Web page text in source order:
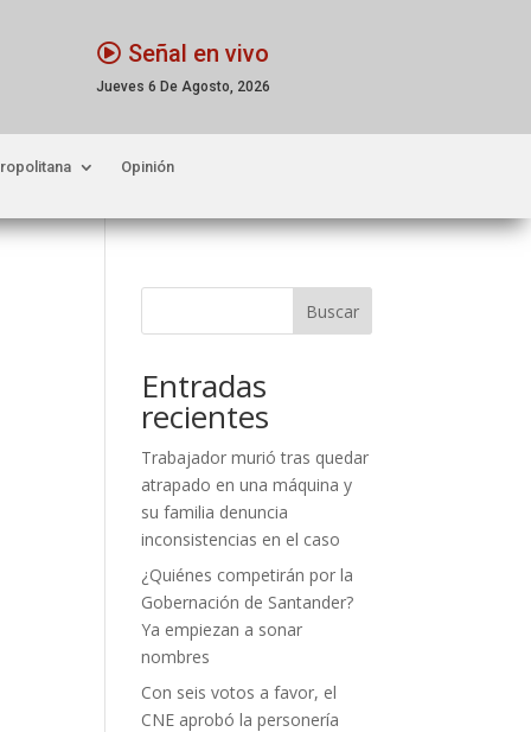
Señal en vivo
Jueves 6 De Agosto, 2026
Opinión
Buscar
Entradas
recientes
Trabajador murió tras quedar
atrapado en una máquina y
su familia denuncia
inconsistencias en el caso
¿Quiénes competirán por la
Gobernación de Santander?
Ya empiezan a sonar
nombres
Con seis votos a favor, el
CNE aprobó la personería